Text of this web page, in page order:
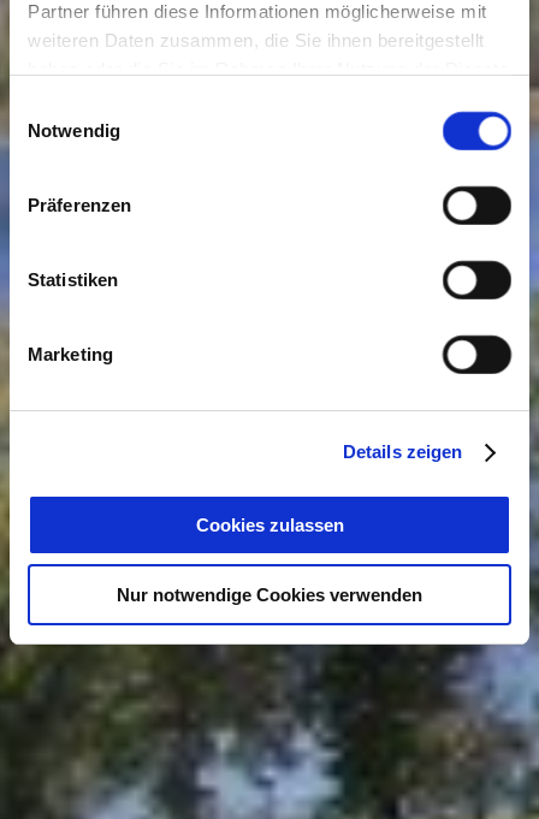
Partner führen diese Informationen möglicherweise mit
weiteren Daten zusammen, die Sie ihnen bereitgestellt
Cookies, wenn Sie unsere Webseite weiterhin nutzen.
Notwendig
Präferenzen
Statistiken
Marketing
Details zeigen
Cookies zulassen
Nur notwendige Cookies verwenden